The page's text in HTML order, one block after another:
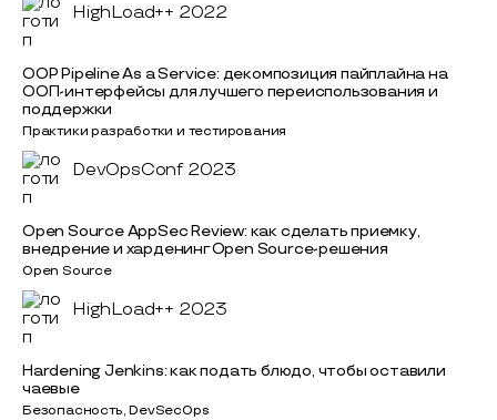
HighLoad++ 2022
OOP Pipeline As a Service: декомпозиция пайплайна на
ООП-интерфейсы для лучшего переиспользования и
поддержки
Практики разработки и тестирования
DevOpsConf 2023
Open Source AppSec Review: как сделать приемку,
внедрение и харденинг Open Source-решения
Open Source
HighLoad++ 2023
Hardening Jenkins: как подать блюдо, чтобы оставили
чаевые
Безопасность, DevSecOps